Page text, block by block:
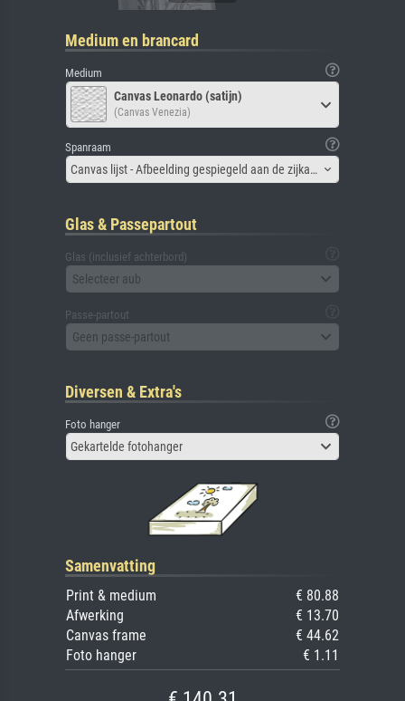
Medium en brancard
Medium
Canvas Leonardo (satijn)
(Canvas Venezia)
Spanraam
Canvas lijst - Afbeelding gespiegeld aan de zijkant
Glas & Passepartout
Glas (inclusief achterbord)
Selecteer aub
Passe-partout
Geen passe-partout
Diversen & Extra's
Foto hanger
Gekartelde fotohanger
Samenvatting
Print & medium
€ 80.88
Afwerking
€ 13.70
Canvas frame
€ 44.62
Foto hanger
€ 1.11